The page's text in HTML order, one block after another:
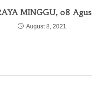
MINGGU, 08
August 8, 2021